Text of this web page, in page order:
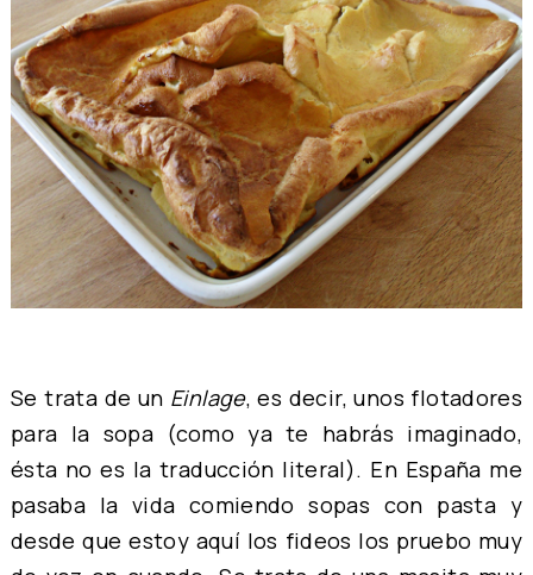
Se trata de un Einlage, es decir, unos flotadores
para la sopa (como ya te habrás imaginado,
ésta no es la traducción literal). En España me
pasaba la vida comiendo sopas con pasta y
desde que estoy aquí los fideos los pruebo muy